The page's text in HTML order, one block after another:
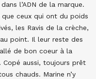
l’ADN de la marque.
ceux qui ont du poids
les Ravis de la crèche,
point. Il leur reste des
de bon coeur à la
Copé aussi, toujours prêt
chauds. Marine n’y